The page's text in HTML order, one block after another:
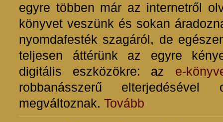
egyre többen már az internetről
könyvet veszünk és sokan
nyomdafesték szagáról, de
teljesen áttérünk az egyre
digitális eszközökre: az e-
robbanásszerű
megváltoznak. Tovább